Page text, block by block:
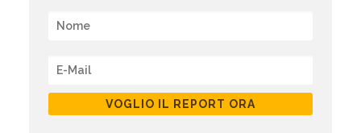
VOGLIO IL REPORT ORA